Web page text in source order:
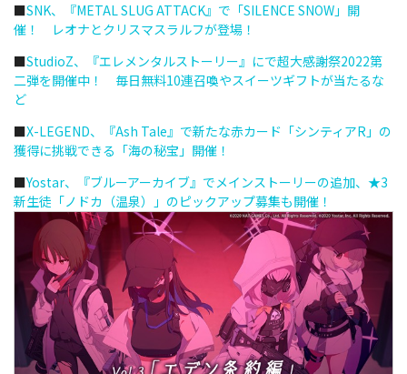
■SNK、『METAL SLUG ATTACK』で「SILENCE SNOW」開
催！ レオナとクリスマスラルフが登場！
■StudioZ、『エレメンタルストーリー』にで超大感謝祭2022第
二弾を開催中！ 毎日無料10連召喚やスイーツギフトが当たるな
ど
■X-LEGEND、『Ash Tale』で新たな赤カード「シンティアR」の
獲得に挑戦できる「海の秘宝」開催！
■Yostar、『ブルーアーカイブ』でメインストーリーの追加、★3
新生徒「ノドカ（温泉）」のピックアップ募集も開催！